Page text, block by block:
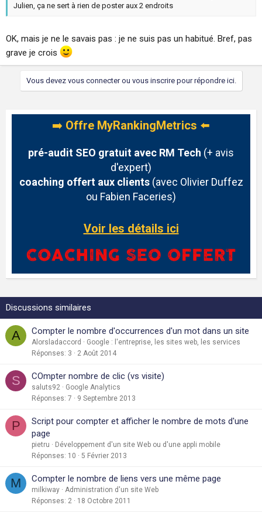
Julien, ça ne sert à rien de poster aux 2 endroits
OK, mais je ne le savais pas : je ne suis pas un habitué. Bref, pas
grave je crois
Vous devez vous connecter ou vous inscrire pour répondre ici.
➡️ Offre MyRankingMetrics ⬅️
pré-audit SEO gratuit avec RM Tech (+ avis
d'expert)
coaching offert aux clients(avec Olivier Duffez
ou Fabien Faceries)
Voir les détails ici
Discussions similaires
A Compter le nombre d'occurrences d'un mot dans un site
Alorsladaccord
Google : l'entreprise, les sites web, les services
Réponses 3 2 Août 2014
S COmpter nombre de clic (vs visite)
saluts92
Google Analytics
Réponses 7 9 Septembre 2013
P
Script pour compter et afficher le nombre de mots d'une
page
pietru
Développement d'un site Web ou d'une appli mobile
Réponses 10 5 Février 2013
M Compter le nombre de liens vers une même page
milkiway
Administration d'un site Web
Réponses 2 18 Octobre 2011